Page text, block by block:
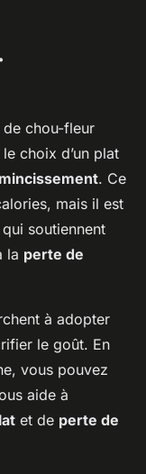
de chou-fleur
choix d’un plat
. Ce
mais il est
soutiennent
la perte de
à adopter
le goût. En
vous pouvez
aide à
et de perte de